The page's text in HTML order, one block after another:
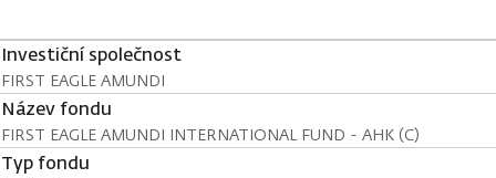
Investiční společnost
FIRST EAGLE AMUNDI
Název fondu
FIRST EAGLE AMUNDI INTERNATIONAL FUND - AHK (C)
Typ fondu